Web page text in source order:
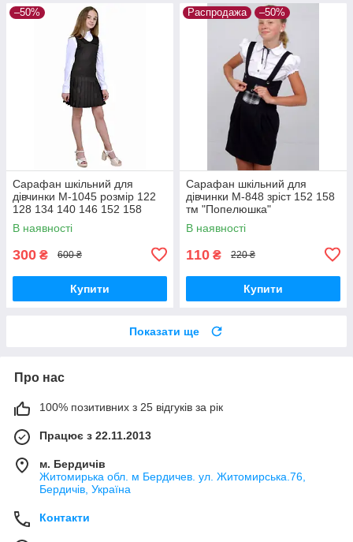
–50%
Сарафан шкільний для
дівчинки М-1045 розмір 122
128 134 140 146 152 158
чорний тм "Попелюшка"
В наявності
300 ₴ 600 ₴
Купити
Распродажа –50%
Сарафан шкільний для
дівчинки М-848 зріст 152 158
тм "Попелюшка"
В наявності
110 ₴ 220 ₴
Купити
Показати ще
Про нас
100% позитивних з 25 відгуків за рік
Працює з 22.11.2013
м. Бердичів
Житомирька обл. м Бердичев. ул. Житомирська.76,
Бердичів, Україна
Контакти